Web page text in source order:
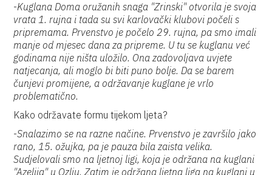
-Kuglana Doma oružanih snaga "Zrinski" otvorila je svoja
vrata 1. rujna i tada su svi karlovački klubovi počeli s
pripremama. Prvenstvo je počelo 29. rujna, pa smo imali
manje od mjesec dana za pripreme. U tu se kuglanu već
godinama nije ništa uložilo. Ona zadovoljava uvjete
natjecanja, ali moglo bi biti puno bolje. Da se barem
čunjevi promijene, a održavanje kuglane je vrlo
problematično.
Kako održavate formu tijekom ljeta?
-Snalazimo se na razne načine. Prvenstvo je završilo jako
rano, 15. ožujka, pa je pauza bila zaista velika.
Sudjelovali smo na ljetnoj ligi, koja je održana na kuglani
"Azelija" u Ozlju. Zatim je održana ljetna liga na kuglani u